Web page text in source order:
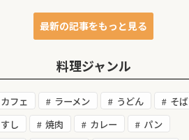
最新の記事をもっと見る
料理ジャンル
カフェ ラーメン うどん
そば
すし
焼肉 カレー
パン